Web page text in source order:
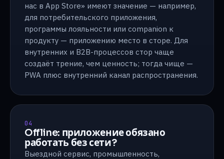
нас в App Store» имеют значение — например,
для потребительского приложения,
программы лояльности или companion к
продукту — приложению место в сторе. Для
внутренних и B2B-процессов стор чаще
создаёт трение, чем ценность; тогда чище —
PWA плюс внутренний канал распространения.
04
Offline: приложение обязано
работать без сети?
Выездной сервис, промышленность,